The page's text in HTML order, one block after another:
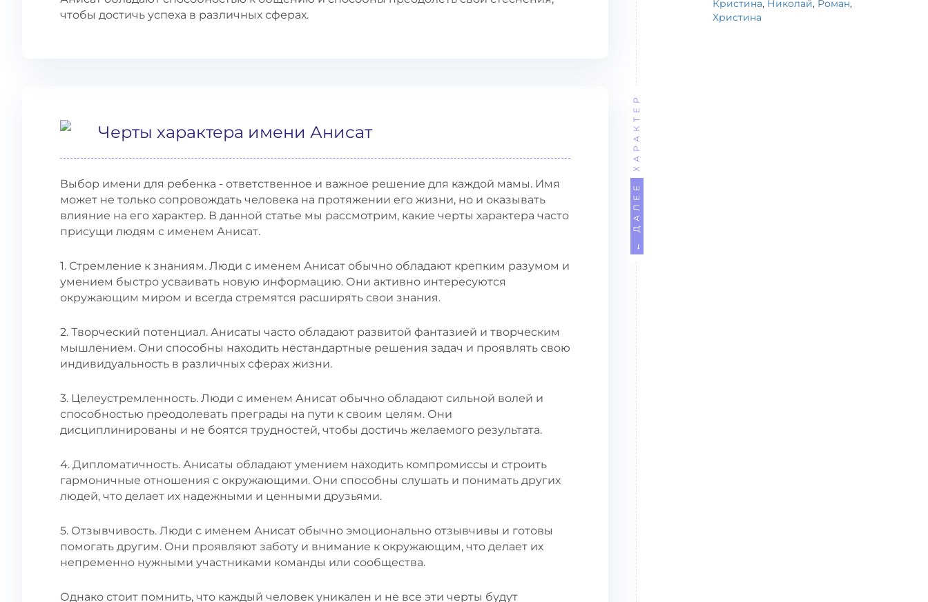
чтобы достичь успеха в различных сферах.
Черты характера имени Анисат
Выбор имени для ребенка - ответственное и важное решение для каждой мамы. Имя
может не только сопровождать человека на протяжении его жизни, но и оказывать
влияние на его характер. В данной статье мы рассмотрим, какие черты характера часто
присущи людям с именем Анисат.
1. Стремление к знаниям. Люди с именем Анисат обычно обладают крепким разумом и
умением быстро усваивать новую информацию. Они активно интересуются
окружающим миром и всегда стремятся расширять свои знания.
2. Творческий потенциал. Анисаты часто обладают развитой фантазией и творческим
мышлением. Они способны находить нестандартные решения задач и проявлять свою
индивидуальность в различных сферах жизни.
3. Целеустремленность. Люди с именем Анисат обычно обладают сильной волей и
способностью преодолевать преграды на пути к своим целям. Они
дисциплинированы и не боятся трудностей, чтобы достичь желаемого результата.
4. Дипломатичность. Анисаты обладают умением находить компромиссы и строить
гармоничные отношения с окружающими. Они способны слушать и понимать других
людей, что делает их надежными и ценными друзьями.
5. Отзывчивость. Люди с именем Анисат обычно эмоционально отзывчивы и готовы
помогать другим. Они проявляют заботу и внимание к окружающим, что делает их
непременно нужными участниками команды или сообщества.
Однако стоит помнить, что каждый человек уникален и не все эти черты будут
← ДАЛЕЕ
ХАРАКТЕР
Кристина, Николай, Роман,
Христина